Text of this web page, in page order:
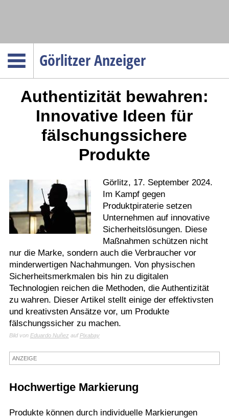
Görlitzer Anzeiger
Menüpunkte
Politik
Gesellschaft
Wirtschaft
Gesundheit
Kultur
Sport
Kostenlos
Authentizität bewahren:
Innovative Ideen für
fälschungssichere
Produkte
Görlitz, 17. September 2024.
Im Kampf gegen
Produktpiraterie setzen
Unternehmen auf innovative
Sicherheitslösungen. Diese
Maßnahmen schützen nicht
nur die Marke, sondern auch die Verbraucher vor
minderwertigen Nachahmungen. Von physischen
Sicherheitsmerkmalen bis hin zu digitalen
Technologien reichen die Methoden, die Authentizität
zu wahren. Dieser Artikel stellt einige der effektivsten
und kreativsten Ansätze vor, um Produkte
fälschungssicher zu machen.
Bild von Eduardo Nuñez aufPixabay
ANZEIGE
Hochwertige Markierung
Produkte können durch individuelle Markierungen